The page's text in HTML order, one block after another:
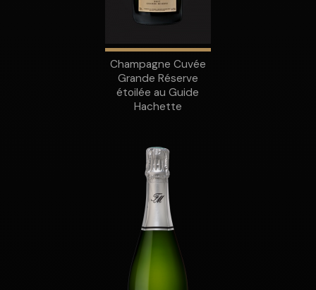
Champagne Cuvée
Grande Réserve
étoilée au Guide
Hachette